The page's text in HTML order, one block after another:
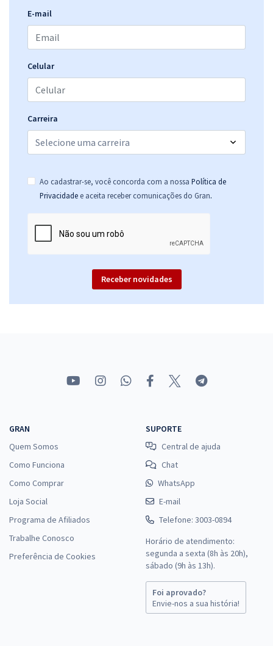
E-mail
Celular
Carreira
Ao cadastrar-se, você concorda com a nossa Política de
Privacidade e aceita receber comunicações do Gran.
Receber novidades
GRAN
Quem Somos
Como Funciona
Como Comprar
Loja Social
Programa de Afiliados
Trabalhe Conosco
Preferência de Cookies
SUPORTE
Central de ajuda
Chat
WhatsApp
E-mail
Telefone: 3003-0894
Horário de atendimento:
segunda a sexta (8h às 20h),
sábado (9h às 13h).
Foi aprovado?
Envie-nos a sua história!